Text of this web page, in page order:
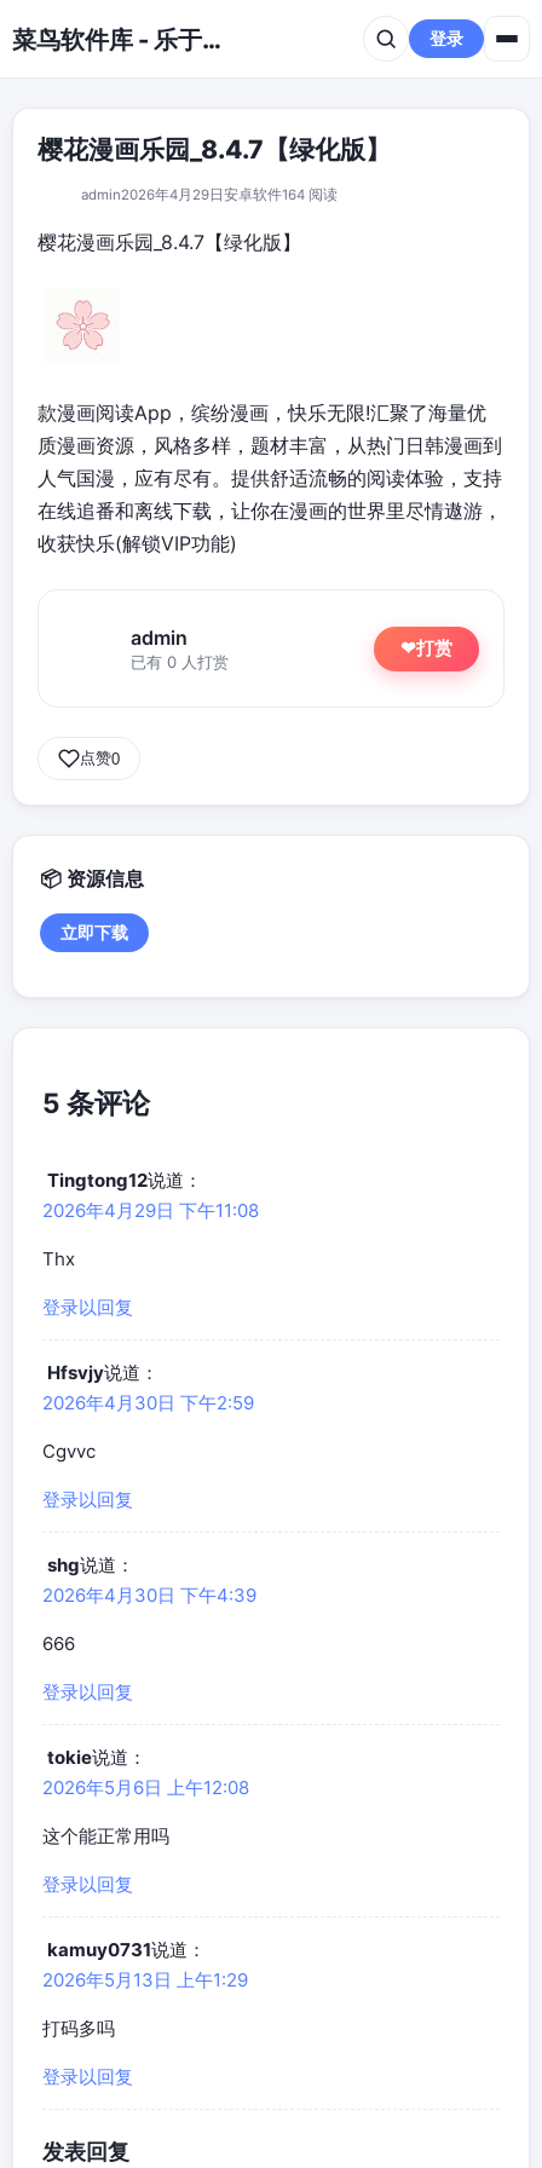
菜鸟软件库 - 乐于分享免费资源平台 登录
樱花漫画乐园_8.4.7【绿化版】
admin2026年4月29日 安卓软件164 阅读
樱花漫画乐园_8.4.7【绿化版】
款漫画阅读App，缤纷漫画，快乐无限!汇聚了海量优
质漫画资源，风格多样，题材丰富，从热门日韩漫画到
人气国漫，应有尽有。提供舒适流畅的阅读体验，支持
在线追番和离线下载，让你在漫画的世界里尽情遨游，
收获快乐(解锁VIP功能)
admin
已有 0 人打赏
❤打赏
点赞0
资源信息
立即下载
5 条评论
Tingtong12说道：
2026年4月29日 下午11:08
Thx
登录以回复
Hfsvjy说道：
2026年4月30日 下午2:59
Cgvvc
登录以回复
shg说道：
2026年4月30日 下午4:39
666
登录以回复
tokie说道：
2026年5月6日 上午12:08
这个能正常用吗
登录以回复
kamuy0731说道：
2026年5月13日 上午1:29
打码多吗
登录以回复
发表回复